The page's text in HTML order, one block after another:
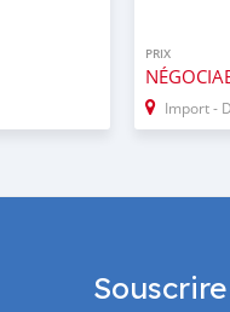
PRIX
Import - Dubai